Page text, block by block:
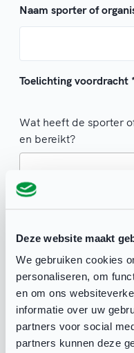
Deze website maakt
We gebruiken cookies
personaliseren, om
en om ons
informatie over uw
partners voor social
partners kunnen deze
Naam sporter of
Toelichting voordracht
Wat heeft de sporter
en bereikt?
Categorie voordracht*